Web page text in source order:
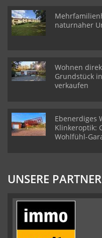
naturnaher
Wohnen
Grundstück
verkaufen
Ebenerdiges
Klinkeroptik:
Wohlfühl-
UNSERE PARTNER